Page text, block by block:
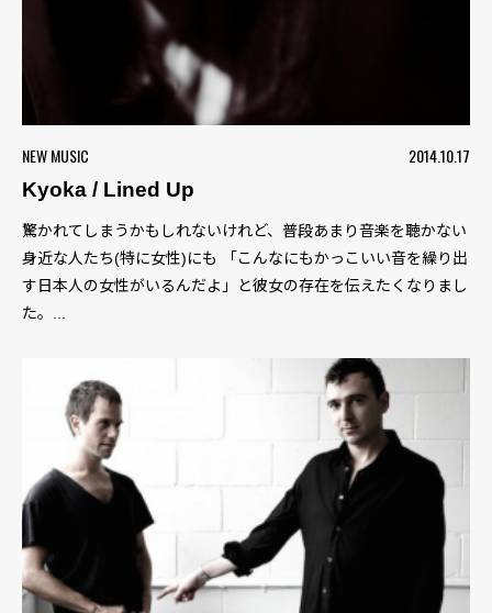
NEW MUSIC
2014.10.17
Kyoka / Lined Up
驚かれてしまうかもしれないけれど、普段あまり音楽を聴かない
身近な人たち(特に女性)にも 「こんなにもかっこいい音を繰り出
す日本人の女性がいるんだよ」と彼女の存在を伝えたくなりまし
た。...